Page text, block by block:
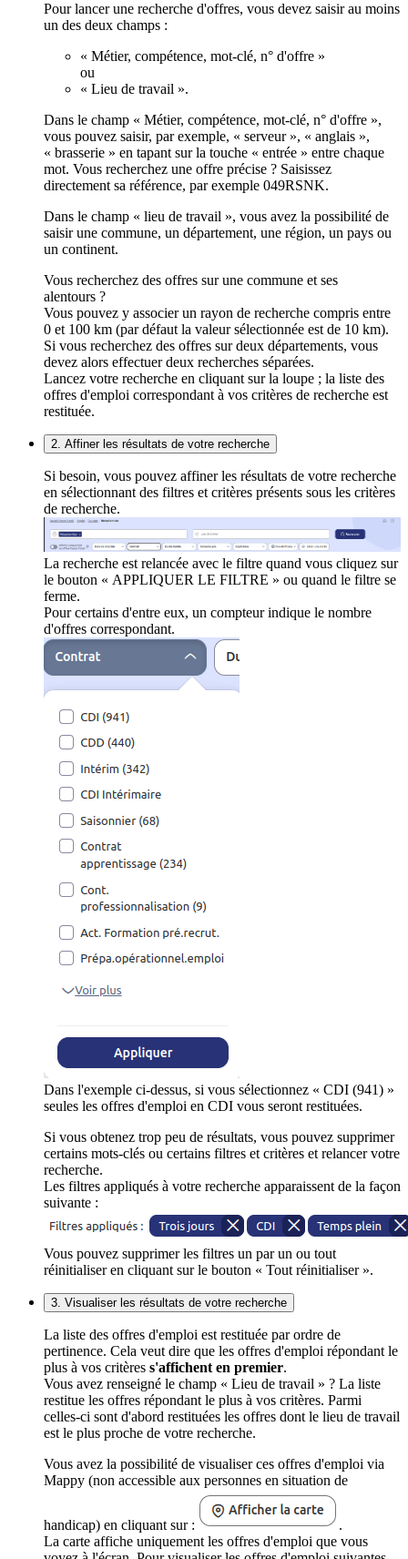
Pour lancer une recherche d'offres, vous devez saisir au moins
un des deux champs :
« Métier, compétence, mot-clé, n° d'offre »
ou
« Lieu de travail ».
Dans le champ « Métier, compétence, mot-clé, n° d'offre »,
vous pouvez saisir, par exemple, « serveur », « anglais »,
« brasserie » en tapant sur la touche « entrée » entre chaque
mot. Vous recherchez une offre précise ? Saisissez
directement sa référence, par exemple 049RSNK.
Dans le champ « lieu de travail », vous avez la possibilité de
saisir une commune, un département, une région, un pays ou
un continent.
Vous recherchez des offres sur une commune et ses
alentours ?
Vous pouvez y associer un rayon de recherche compris entre
0 et 100 km (par défaut la valeur sélectionnée est de 10 km).
Si vous recherchez des offres sur deux départements, vous
devez alors effectuer deux recherches séparées.
Lancez votre recherche en cliquant sur la loupe ; la liste des
offres d'emploi correspondant à vos critères de recherche est
restituée.
2. Affiner les résultats de votre recherche
Si besoin, vous pouvez affiner les résultats de votre recherche
en sélectionnant des filtres et critères présents sous les critères
de recherche.
La recherche est relancée avec le filtre quand vous cliquez sur
le bouton « APPLIQUER LE FILTRE » ou quand le filtre se
ferme.
Pour certains d'entre eux, un compteur indique le nombre
d'offres correspondant.
Dans l'exemple ci-dessus, si vous sélectionnez « CDI (941) »
seules les offres d'emploi en CDI vous seront restituées.
Si vous obtenez trop peu de résultats, vous pouvez supprimer
certains mots-clés ou certains filtres et critères et relancer votre
recherche.
Les filtres appliqués à votre recherche apparaissent de la façon
suivante :
Vous pouvez supprimer les filtres un par un ou tout
réinitialiser en cliquant sur le bouton « Tout réinitialiser ».
3. Visualiser les résultats de votre recherche
La liste des offres d'emploi est restituée par ordre de
pertinence. Cela veut dire que les offres d'emploi répondant le
plus à vos critères s'affichent en premier.
Vous avez renseigné le champ « Lieu de travail » ? La liste
restitue les offres répondant le plus à vos critères. Parmi
celles-ci sont d'abord restituées les offres dont le lieu de travail
est le plus proche de votre recherche.
Vous avez la possibilité de visualiser ces offres d'emploi via
Mappy (non accessible aux personnes en situation de
handicap) en cliquant sur :
.
La carte affiche uniquement les offres d'emploi que vous